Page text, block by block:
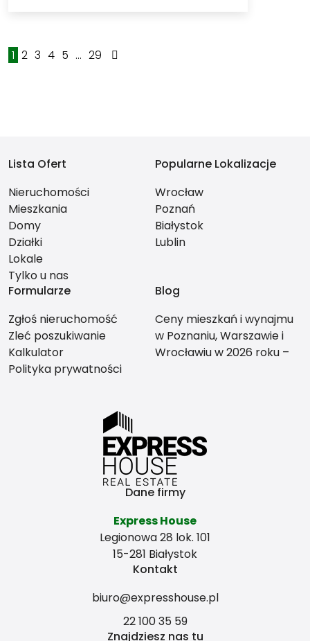
1 2 3 4 5 ... 29
Lista Ofert
Nieruchomości
Mieszkania
Domy
Działki
Lokale
Tylko u nas
Popularne Lokalizacje
Wrocław
Poznań
Białystok
Lublin
Formularze
Zgłoś nieruchomość
Zleć poszukiwanie
Kalkulator
Polityka prywatności
Blog
Ceny mieszkań i wynajmu
w Poznaniu, Warszawie i
Wrocławiu w 2026 roku –
Dane firmy
Express House
Legionowa 28 lok. 101
15-281 Białystok
Kontakt
biuro@expresshouse.pl
22 100 35 59
Znajdziesz nas tu